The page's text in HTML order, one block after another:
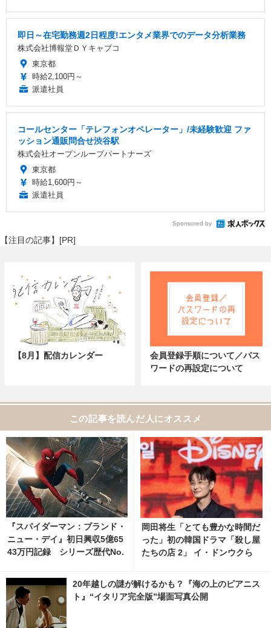
即日～在宅勤務週2日程度!エンタメ業界でのデータ分析業務
株式会社博報堂ＤＹキャプコ
東京都
時給2,100円～
派遣社員
コールセンター「テレフォンオペレーター」/未経験歓迎 ファ
ッション通販問合せ渋谷駅
株式会社オープンループパートナーズ
東京都
時給1,600円～
派遣社員
Sponsored by
【注目の記事】[PR]
【8月】配信カレンダー
会員登録手順について／パス
ワードの再設定について
この記事を読んだ人にオススメ
『スパイダーマン：ブランド・
ニュー・デイ』初日興収5億65
43万円記録 シリーズ歴代No.
岡田将生「とても豊かな時間だ
った」初の韓国ドラマ「殺し屋
たちの店 2」 イ・ドンウクら
20年越しの謎が解けるかも？『海の上のピアニス
ト』“イタリア完全版”場面写真公開